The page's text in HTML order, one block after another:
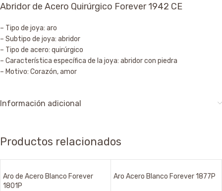
Abridor de Acero Quirúrgico Forever 1942 CE
– Tipo de joya: aro
– Subtipo de joya: abridor
– Tipo de acero: quirúrgico
– Característica específica de la joya: abridor con piedra
– Motivo: Corazón, amor
Información adicional
Productos relacionados
Aro de Acero Blanco Forever
1801P
Aro Acero Blanco Forever 1877P